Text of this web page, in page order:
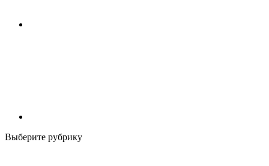
Выберите рубрику